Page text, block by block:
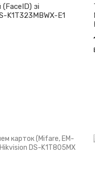
зі
K1T323MBWX-E1